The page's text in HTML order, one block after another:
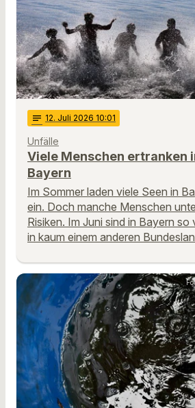
notes 12. Juli 2026 10:01
Unfälle
Viele Menschen ertranken
Bayern
Im Sommer laden viele Seen in
ein. Doch manche Menschen
Risiken. Im Juni sind in Bayern
in kaum einem anderen